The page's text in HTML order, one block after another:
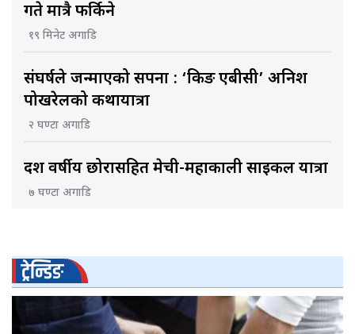
गते मात्रै फर्किने
१९ मिनेट अगाडि
संघर्षले जन्माएको सपना : ‘किङ एबीसी’ अनिश
पोखरेलको कथायात्रा
२ घण्टा अगाडि
दश वर्षीय छोरासहित मेची-महाकाली साइकल यात्रा
७ घण्टा अगाडि
ट्रेन्डिङ